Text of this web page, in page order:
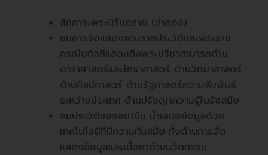
สักการะพระนิรันตราย (จำลอง)
ชมการจัดแสดงพระราชประวัติและพระราช
กรณียกิจที่แสดงถึงพระปรีชาสามารถด้าน
ดาราศาสตร์และโหราศาสตร์ ด้านวิทยาศาสตร์
ด้านศิลปศาสตร์ ด้านรัฐศาสตร์ความสัมพันธ์
ระหว่างประเทศ ด้านปรัชญาความรู้ในรัชสมัย
ชมประวัติของสถาบัน นำเสนอข้อมูลด้วย
เทคโนโลยีที่มีความทันสมัย ทั้งด้านการจัด
แสดงข้อมูลและเนื้อหาด้านนวัตกรรม